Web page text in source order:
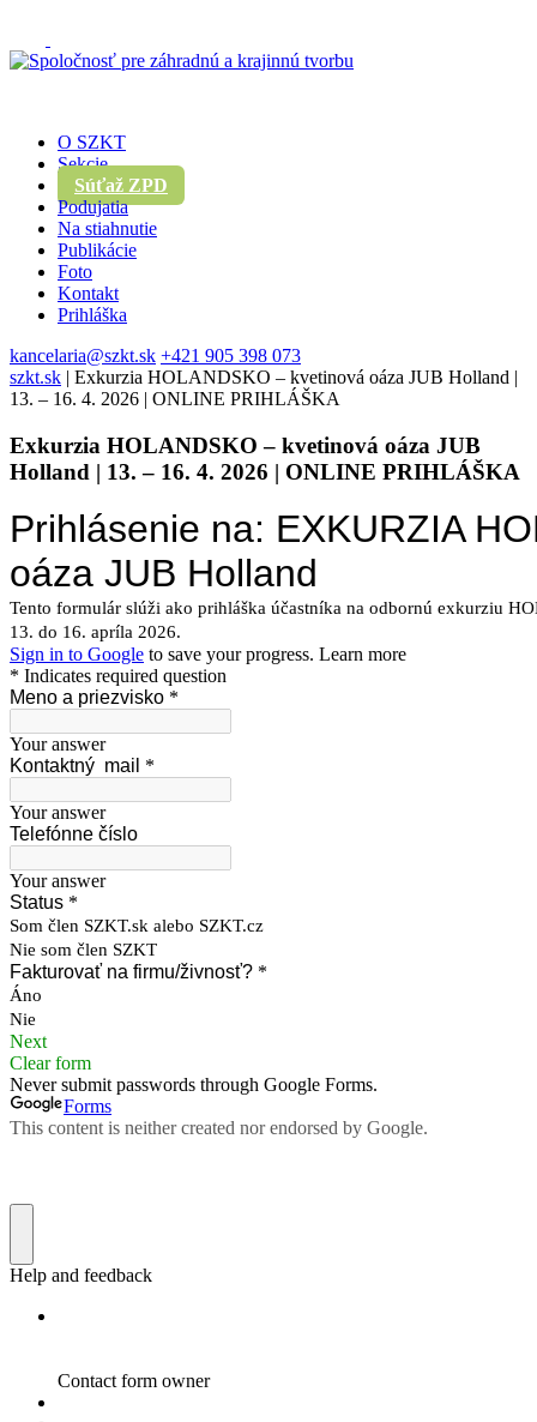
O SZKT
Sekcie
Súťaž ZPD
Podujatia
Na stiahnutie
Publikácie
Foto
Kontakt
Prihláška
kancelaria@szkt.sk +421 905 398 073
szkt.sk | Exkurzia HOLANDSKO – kvetinová oáza JUB Holland |
13. – 16. 4. 2026 | ONLINE PRIHLÁŠKA
Exkurzia HOLANDSKO – kvetinová oáza JUB
Holland | 13. – 16. 4. 2026 | ONLINE PRIHLÁŠKA